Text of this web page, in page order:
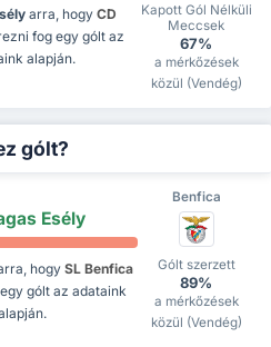
arra, hogy CD
fog egy gólt az
alapján.
Kapott Gól Nélküli
Meccsek
67%
a mérkőzések
közül (Vendég)
gólt?
Benfica
Esély
hogy SL Benfica
gólt az adataink
Gólt szerzett
89%
a mérkőzések
közül (Vendég)